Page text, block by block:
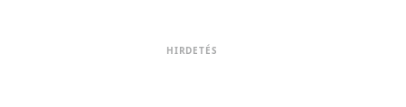
kőzetben marad. A
HIRDETÉS